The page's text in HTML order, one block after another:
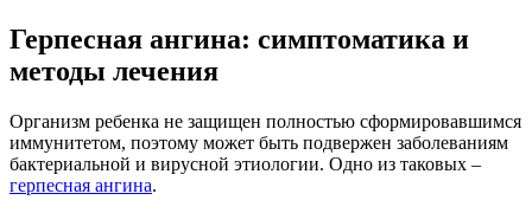
Герпесная ангина: симптоматика и
методы лечения
Организм ребенка не защищен полностью сформировавшимся
иммунитетом, поэтому может быть подвержен заболеваниям
бактериальной и вирусной этиологии. Одно из таковых –
герпесная ангина.